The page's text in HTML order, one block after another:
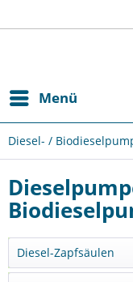
Menü
Diesel- /
Diesel-Zapfsäulen